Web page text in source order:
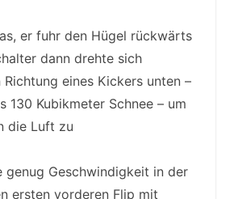
er fuhr den Hügel rückwärts
dann drehte sich
eines Kickers unten –
130 Kubikmeter Schnee – um
die Luft zu
genug Geschwindigkeit in der
ersten vorderen Flip mit